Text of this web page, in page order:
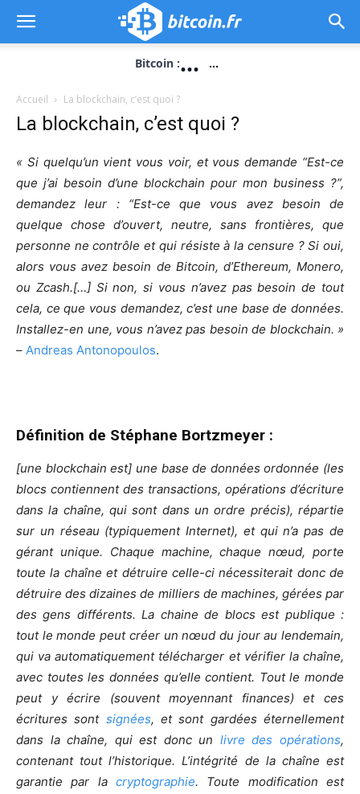
Bitcoin :... ...
Accueil La blockchain, c’est quoi ?
La blockchain, c’est quoi ?
« Si quelqu’un vient vous voir, et vous demande “Est-ce
que j’ai besoin d’une blockchain pour mon business ?”,
demandez leur : “Est-ce que vous avez besoin de
quelque chose d’ouvert, neutre, sans frontières, que
personne ne contrôle et qui résiste à la censure ? Si oui,
alors vous avez besoin de Bitcoin, d’Ethereum, Monero,
ou Zcash.[…] Si non, si vous n’avez pas besoin de tout
cela, ce que vous demandez, c’est une base de données.
Installez-en une, vous n’avez pas besoin de blockchain. »
– Andreas Antonopoulos.
Définition de Stéphane Bortzmeyer :
[une blockchain est] une base de données ordonnée (les
blocs contiennent des transactions, opérations d’écriture
dans la chaîne, qui sont dans un ordre précis), répartie
sur un réseau (typiquement Internet), et qui n’a pas de
gérant unique. Chaque machine, chaque nœud, porte
toute la chaîne et détruire celle-ci nécessiterait donc de
détruire des dizaines de milliers de machines, gérées par
des gens différents. La chaine de blocs est publique :
tout le monde peut créer un nœud du jour au lendemain,
qui va automatiquement télécharger et vérifier la chaîne,
avec toutes les données qu’elle contient. Tout le monde
peut y écrire (souvent moyennant finances) et ces
écritures sont signées, et sont gardées éternellement
dans la chaîne, qui est donc un livre des opérations,
contenant tout l’historique. L’intégrité de la chaîne est
garantie par la cryptographie. Toute modification est